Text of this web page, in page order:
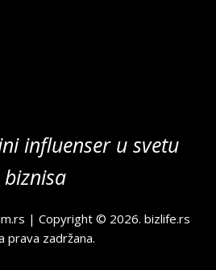
influenser u svetu
biznisa
| Copyright © 2026.bizlife.rs
prava zadržana.